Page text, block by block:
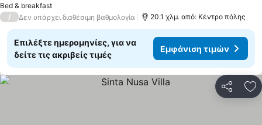
Bed & breakfast
/ Δεν υπάρχει διαθέσιμη βαθμολογία 20.1 χλμ. από: Κέντρο πόλης
Επιλέξτε ημερομηνίες, για να
δείτε τις ακριβείς τιμές
Εμφάνιση τιμών